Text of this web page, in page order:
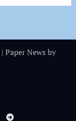
| Paper News by